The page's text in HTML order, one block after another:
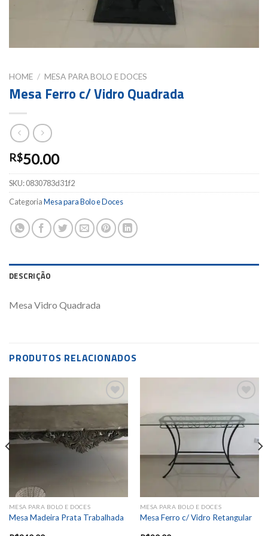
HOME / MESA PARA BOLO E DOCES
Mesa Ferro c/ Vidro Quadrada
R$50.00
SKU:0830783d31f2
CategoriaMesa para Bolo e Doces
DESCRIÇÃO
Mesa Vidro Quadrada
PRODUTOS RELACIONADOS
MESA PARA BOLO E DOCES
Mesa Madeira Prata Trabalhada
wishlist
MESA PARA BOLO E DOCES
Mesa Ferro c/ Vidro Retangular